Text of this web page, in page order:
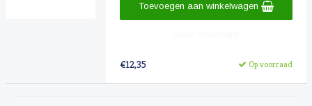
€12,35 Op voorraad
Toevoegen aan winkelwagen